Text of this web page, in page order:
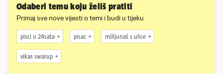
Odaberi temu koju želiš pratiti
Primaj sve nove vijesti o temi i budi u tijeku
pisci u 24sata pisac milijunaš s ulice
vikas swarup